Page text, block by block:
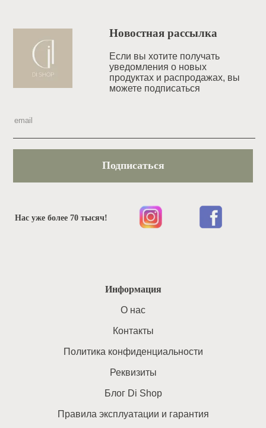
Информация
O нас
Контакты
Политика конфиденциальности
Реквизиты
Блог Di Shop
Правила эксплуатации и гарантия
Новостная рассылка
Если вы хотите получать
уведомления o новых
продуктах и распродажах, вы
можете подписаться
Подписаться
Нас уже более 70 тысяч!